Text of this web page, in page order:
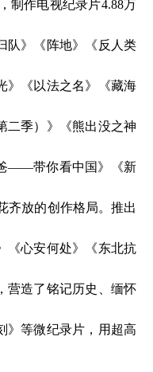
制作电视纪录片4.88万
队》《阵地》《反人类
》《以法之名》《藏海
二季）》《熊出没之神
——带你看中国》《新
齐放的创作格局。推出
《心安何处》《东北抗
营造了铭记历史、缅怀
》等微纪录片，用超高